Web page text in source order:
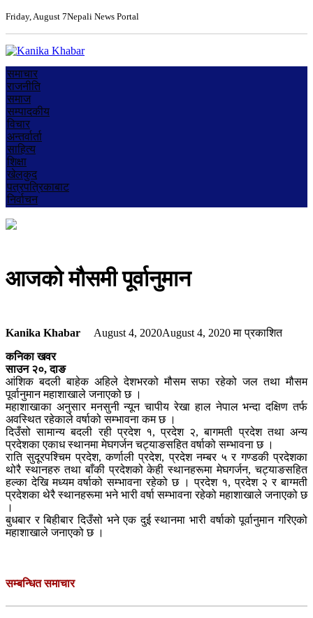
Friday, August 7Nepali News Portal
समाचार
राजनीति
समाज
सम्पादकीय
विचार
अन्तर्वार्ता
साहित्य
शिक्षा
खेलकुद
पत्रपत्रिकाबाट
निर्वाचन
आजको मौसमी पूर्वानुमान
Kanika Khabar August 4, 2020August 4, 2020मा प्रकाशित
कनिका खवर
साउन २०, दाङ
आंशिक बदली बाहेक अहिले देशभरको मौसम सफा रहेको जल तथा मौसम
पूर्वानुमान महाशाखाले जनाएको छ ।
महाशाखाका अनुसार मनसुनी न्यून चापीय रेखा हाल नेपाल भन्दा दक्षिण तर्फ
अवस्थित रहेकाले वर्षाको सम्भावना कम छ ।
दिउँसो सामान्य बदली रही प्रदेश १, प्रदेश २, बागमती प्रदेश तथा अन्य
प्रदेशका एकाध स्थानमा मेघगर्जन चट्याङसहित वर्षाको सम्भावना छ ।
राति सुदूरपश्चिम प्रदेश, कर्णाली प्रदेश, प्रदेश नम्बर ५ र गण्डकी प्रदेशका
थोरै स्थानहरु तथा बाँकी प्रदेशको केही स्थानहरूमा मेघगर्जन, चट्याङसहित
हल्का देखि मध्यम वर्षाको सम्भावना रहेको छ । प्रदेश १, प्रदेश २ र बाग्मती
प्रदेशका थेरै स्थानहरूमा भने भारी वर्षा सम्भावना रहेको महाशाखाले जनाएको छ
।
बुधबार र बिहीबार दिउँसो भने एक दुई स्थानमा भारी वर्षाको पूर्वानुमान गरिएको
महाशाखाले जनाएको छ ।
सम्बन्धित समाचार